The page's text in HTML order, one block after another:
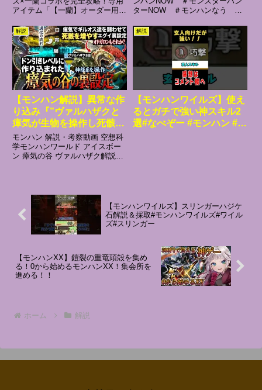
アイテム「【一蘭】オーダー用
破壊を促進する「赤い秘伝の術」
やアイテム消費ゼロの「替玉術」
の最強スキル効果まで、効率的な
狩猟に必須の情報を徹底解説し
ま...
モンハンナウ】
ターNOW ＃モンハンなう ＃
不具合 #ログインできないメンバ
ーシップ登録はこちらからお願い
します！特典：スタンプ/バッジ
の利用、モンハンNOWの...
解説
【モンハン解説】異常な作
り込み『”ヴァルハザクと
瘴気が生物を操作し死骸を
量産するエグすぎる裏設
定”と瘴気の谷の三層構造
設定について徹底解説・考
モンハン 解説・考察動画 空想科
学モンハンワールド アイスボー
ン 瘴気の谷 ヴァルハザク解説ダ
ーハンター◆本動画に含まれる、
自然物などの映像素材は、...
解説
【モンハンワイルズ】使え
るとガチで強い神スキル2
選#なべぞー #モンハン #解
【モンハンワイルズ】スリンガーハジケ
石解説＆採取#モンハンワイルズ#ワイル
ズ#スリンガー
【モンハンXX】鎧裂の重竜頭殻を集め
る！0から始めるモンハンXX！集会所を
進める！！
ホーム 解説